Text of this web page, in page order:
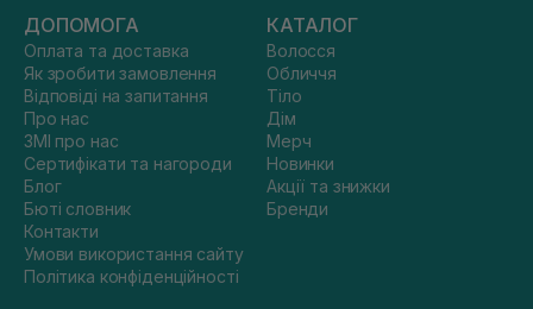
ДОПОМОГА
Оплата та доставка
Як зробити замовлення
Відповіді на запитання
Про нас
ЗМІ про нас
Сертифікати та нагороди
Блог
Бюті словник
Контакти
Умови використання сайту
Політика конфіденційності
КАТАЛОГ
Волосся
Обличчя
Тіло
Дім
Мерч
Новинки
Акції та знижки
Бренди